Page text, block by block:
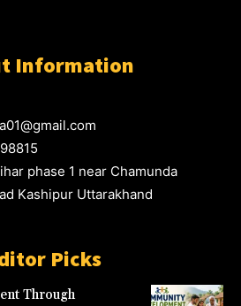
Information
phase 1 near Chamunda
Kashipur Uttarakhand
Picks
Through